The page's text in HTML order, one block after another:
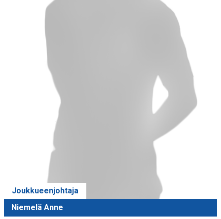
Joukkueenjohtaja
Niemelä Anne